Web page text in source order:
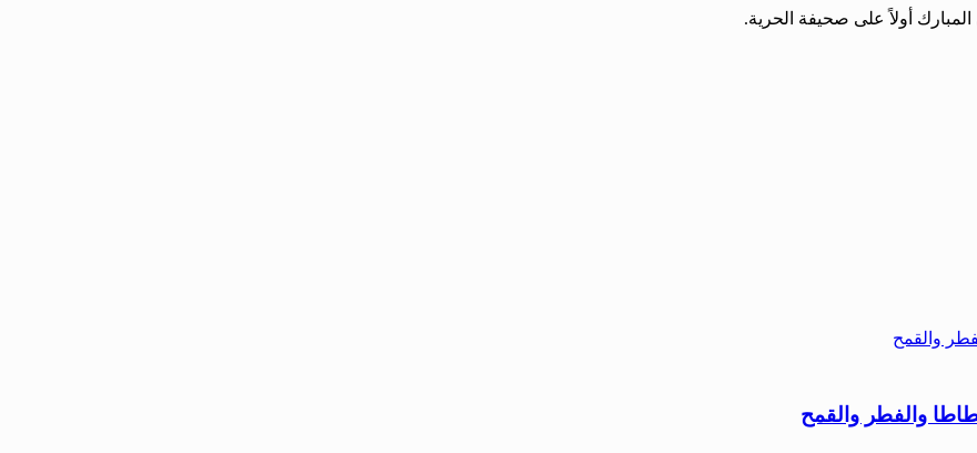
أولاً على صحيفة الحرية.
والفطر والقمح